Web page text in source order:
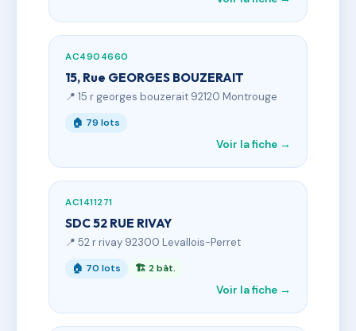
AC4904660
15, Rue GEORGES BOUZERAIT
📍 15 r georges bouzerait 92120 Montrouge
🏠 79 lots
Voir la fiche →
AC1411271
SDC 52 RUE RIVAY
📍 52 r rivay 92300 Levallois-Perret
🏠 70 lots 🏗 2 bât.
Voir la fiche →